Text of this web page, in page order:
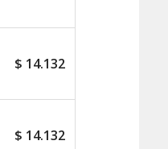
$ 14.132
$ 14.132